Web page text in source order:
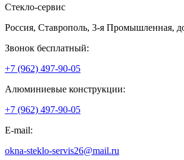
Стекло-сервис
Россия, Ставрополь, 3-я Промышленная,
Звонок бесплатный:
+7 (962) 497-90-05
Алюминиевые конструкции:
+7 (962) 497-90-05
E-mail:
okna-steklo-servis26@mail.ru